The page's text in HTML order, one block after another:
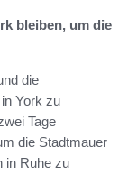
bleiben, um die
die
York zu
Tage
die Stadtmauer
in Ruhe zu